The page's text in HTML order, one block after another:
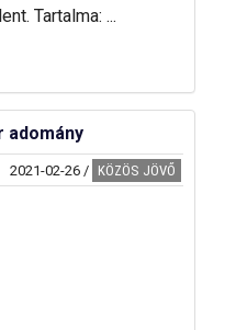
Tartalma: ...
2021-02-26/ KÖZÖS JÖVŐ